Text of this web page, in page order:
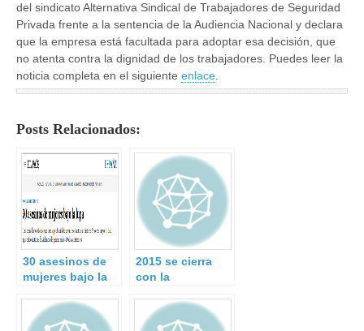
del sindicato Alternativa Sindical de Trabajadores de Seguridad
Privada frente a la sentencia de la Audiencia Nacional y declara
que la empresa está facultada para adoptar esa decisión, que
no atenta contra la dignidad de los trabajadores. Puedes leer la
noticia completa en el siguiente enlace
Posts Relacionados:
30 asesinos de
mujeres bajo la
2015 se cierra
con la
de 274 grupos de
crimen